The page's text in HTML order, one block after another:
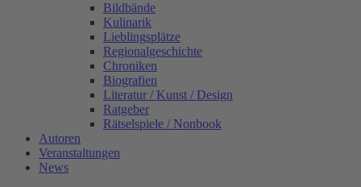
Bildbände
Kulinarik
Lieblingsplätze
Regionalgeschichte
Chroniken
Biografien
Literatur / Kunst / Design
Ratgeber
Rätselspiele / Nonbook
Autoren
Veranstaltungen
News